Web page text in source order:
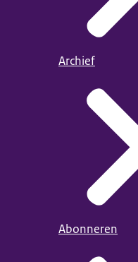
Archief
Abonneren